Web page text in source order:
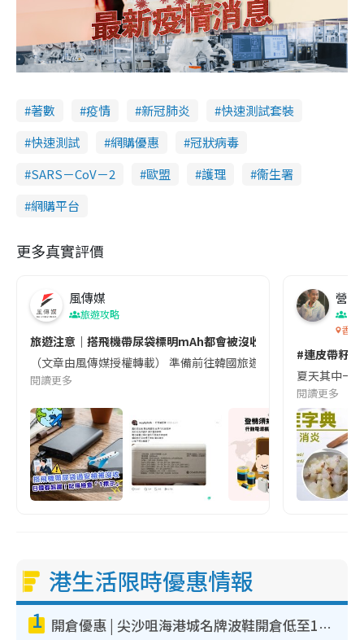
著數 疫情 新冠肺炎
快速測試套裝
快速測試
網購優惠
冠狀病毒
SARS－CoV－2
歐盟 護理
衞生署
網購平台
更多真實評價
風傳媒
旅遊攻略
旅遊注意｜搭飛機帶尿袋標明mAh都會被沒收😱出發前切記檢查
（文章由風傳媒授權轉載） 準備前往韓國旅遊的民眾，近期要
閱讀更多
營養
香港
#連皮帶籽
夏天其中一
閱讀更多
港生活限時優惠情報
1 開倉優惠 | 尖沙咀海港城名牌波鞋開倉低至1折！On鞋$899起／Joy&Peace鞋履$98起